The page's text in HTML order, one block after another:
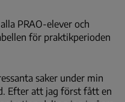
PRAO-elever och
för praktikperioden
saker under min
Efter att jag först fått en